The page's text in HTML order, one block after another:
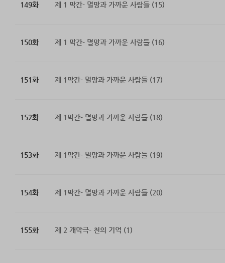
149화 제 1 막간- 멸망과 가까운 사람들 (15)
150화 제 1 막간- 멸망과 가까운 사람들 (16)
151화 제 1막간- 멸망과 가까운 사람들 (17)
152화 제 1막간- 멸망과 가까운 사람들 (18)
153화 제 1막간- 멸망과 가까운 사람들 (19)
154화 제 1막간- 멸망과 가까운 사람들 (20)
155화 제 2 개막극- 천의 기억 (1)